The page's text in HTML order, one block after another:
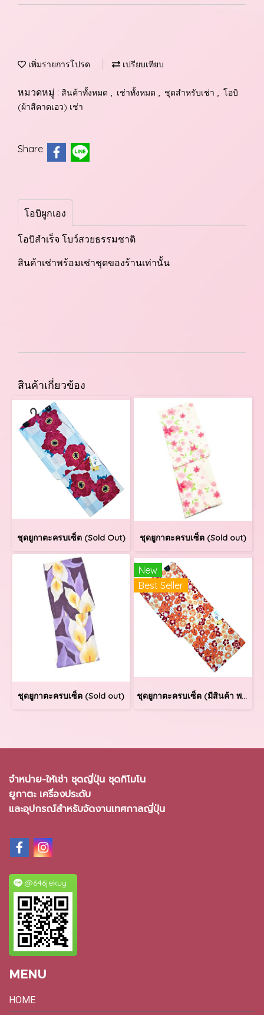
เพิ่มรายการโปรด เปรียบเทียบ
หมวดหมู่ : สินค้าทั้งหมด , เช่าทั้งหมด , ชุดสำหรับเช่า , โอบิ
(ผ้าสีคาดเอว) เช่า
Share
โอบิผูกเอง
โอบิสำเร็จ โบว์สวยธรรมชาติ
สินค้าเช่าพร้อมเช่าชุดของร้านเท่านั้น
สินค้าเกี่ยวข้อง
ชุดยูกาตะครบเซ็ต (Sold Out) ชุดยูกาตะครบเซ็ต (Sold out)
ชุดยูกาตะครบเซ็ต (Sold out)
New
Best Seller
ชุดยูกาตะครบเซ็ต (มีสินค้า พร้อมส่ง)
จำหน่าย-ให้เช่า ชุดญี่ปุ่น ชุดกิโมโน
ยูกาตะ เครื่องประดับ
และอุปกรณ์สำหรับจัดงานเทศกาลญี่ปุ่น
@646jekuy
MENU
HOME